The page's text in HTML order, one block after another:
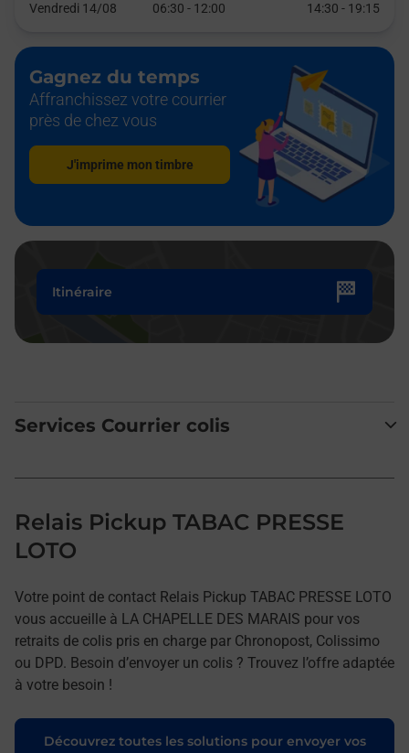
Vendredi 14/08
06:30 - 12:00 14:30 - 19:15
Gagnez du temps
Affranchissez votre courrier
près de chez vous
J'imprime mon timbre
Itinéraire
Services Courrier colis
Relais Pickup TABAC PRESSE
LOTO
Votre point de contact Relais Pickup TABAC PRESSE LOTO
vous accueille à LA CHAPELLE DES MARAIS pour vos
retraits de colis pris en charge par Chronopost, Colissimo
ou DPD. Besoin d’envoyer un colis ? Trouvez l’offre adaptée
à votre besoin !
Découvrez toutes les solutions pour envoyer vos